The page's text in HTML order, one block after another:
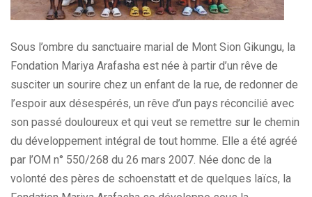
Sous l’ombre du sanctuaire marial de Mont Sion Gikungu, la
Fondation Mariya Arafasha est née à partir d’un rêve de
susciter un sourire chez un enfant de la rue, de redonner de
l’espoir aux désespérés, un rêve d’un pays réconcilié avec
son passé douloureux et qui veut se remettre sur le chemin
du développement intégral de tout homme. Elle a été agréé
par l’OM n° 550/268 du 26 mars 2007. Née donc de la
volonté des pères de schoenstatt et de quelques laïcs, la